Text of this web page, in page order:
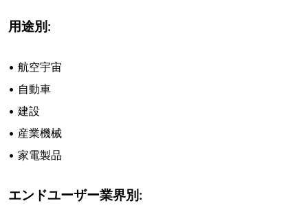
用途別:
• 航空宇宙
• 自動車
• 建設
• 産業機械
• 家電製品
エンドユーザー業界別: